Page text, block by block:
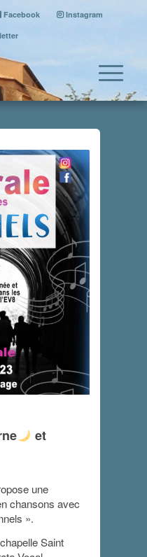
Facebook
Instagram
les
et
une
chansons avec
».
Saint